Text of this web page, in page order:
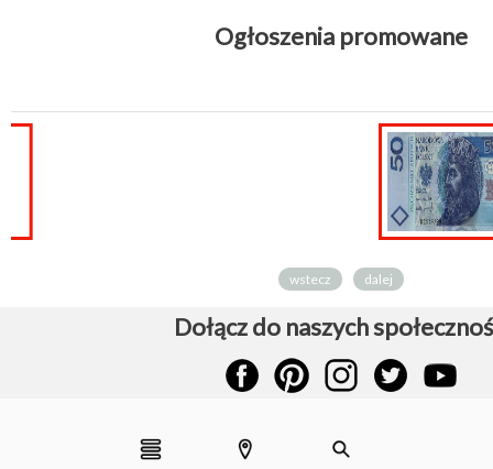
Ogłoszenia promowane
poszukiwani
respondenci z
całej Polski!
wstecz dalej
Dołącz do naszych